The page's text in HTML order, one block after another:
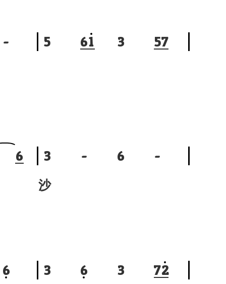
- 5 61 3 57
6 3 - 6 -
沙
6 3 6 3 72